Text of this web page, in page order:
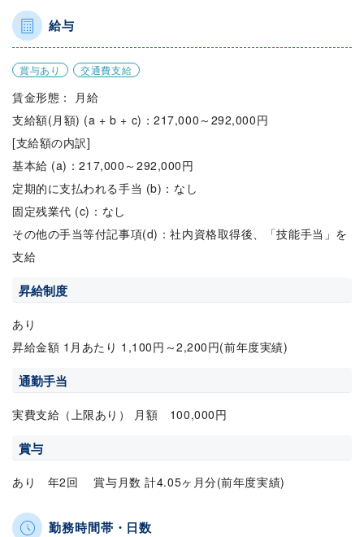
給与
賞与あり 交通費支給
賃金形態： 月給
支給額(月額) (a + b + c)：217,000～292,000円
[支給額の内訳]
基本給 (a)：217,000～292,000円
定期的に支払われる手当 (b)：なし
固定残業代 (c)：なし
その他の手当等付記事項(d)：社内資格取得後、「技能手当」を
支給
昇給制度
あり
昇給金額 1月あたり 1,100円～2,200円(前年度実績)
通勤手当
実費支給（上限あり） 月額 100,000円
賞与
あり 年2回 賞与月数 計4.05ヶ月分(前年度実績)
勤務時間帯・日数